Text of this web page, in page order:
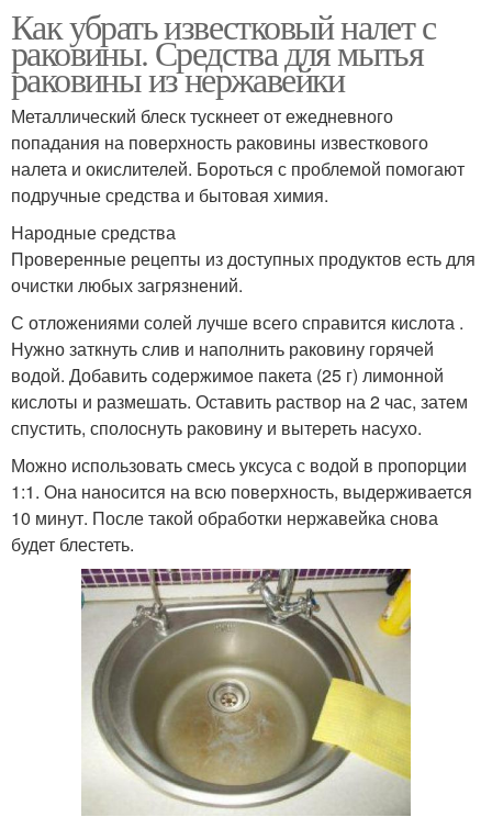
Как убрать известковый налет с
раковины. Средства для мытья
раковины из нержавейки
Металлический блеск тускнеет от ежедневного
попадания на поверхность раковины известкового
налета и окислителей. Бороться с проблемой помогают
подручные средства и бытовая химия.
Народные средства
Проверенные рецепты из доступных продуктов есть для
очистки любых загрязнений.
С отложениями солей лучше всего справится кислота .
Нужно заткнуть слив и наполнить раковину горячей
водой. Добавить содержимое пакета (25 г) лимонной
кислоты и размешать. Оставить раствор на 2 час, затем
спустить, сполоснуть раковину и вытереть насухо.
Можно использовать смесь уксуса с водой в пропорции
1:1. Она наносится на всю поверхность, выдерживается
10 минут. После такой обработки нержавейка снова
будет блестеть.